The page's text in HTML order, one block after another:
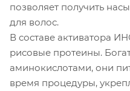
позволяет получить
для волос.
В составе активатора
рисовые протеины.
аминокислотами, они
время процедуры,